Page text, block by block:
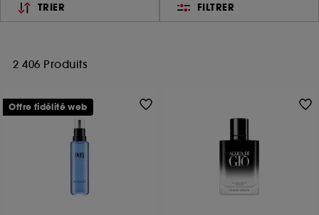
TRIER FILTRER
2 406 Produits
Offre fidélité web